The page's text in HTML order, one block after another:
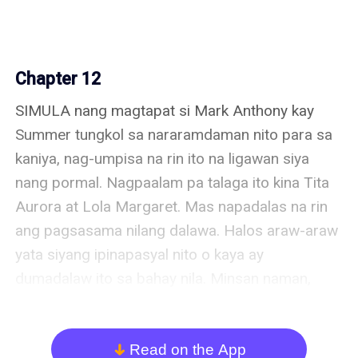
Chapter 12
SIMULA nang magtapat si Mark Anthony kay
Summer tungkol sa nararamdaman nito para sa
kaniya, nag-umpisa na rin ito na ligawan siya
nang pormal. Nagpaalam pa talaga ito kina Tita
Aurora at Lola Margaret. Mas napadalas na rin
ang pagsasama nilang dalawa. Halos araw-araw
yata siyang ipinapasyal nito o kaya ay
mag-bonding naman sila na kasama si Mia.
arrow_down Read on the App